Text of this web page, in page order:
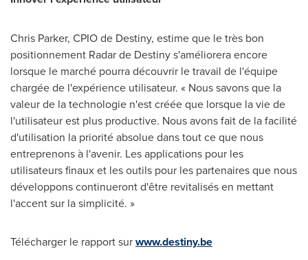
Chris Parker, CPIO de Destiny, estime que le très bon
positionnement Radar de Destiny s'améliorera encore
lorsque le marché pourra découvrir le travail de l'équipe
chargée de l'expérience utilisateur. « Nous savons que la
valeur de la technologie n'est créée que lorsque la vie de
l'utilisateur est plus productive. Nous avons fait de la facilité
d'utilisation la priorité absolue dans tout ce que nous
entreprenons à l'avenir. Les applications pour les
utilisateurs finaux et les outils pour les partenaires que nous
développons continueront d'être revitalisés en mettant
l'accent sur la simplicité. »
Télécharger le rapport surwww.destiny.be